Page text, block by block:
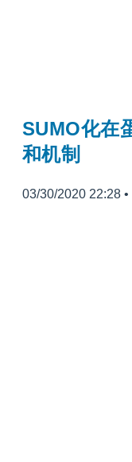
SUMO化在
和机制
03/30/2020 22:28 •